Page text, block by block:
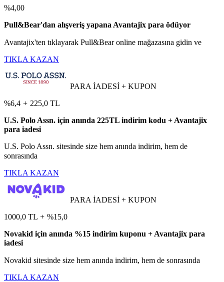
%4,00
Pull&Bear'dan alışveriş yapana Avantajix para ödüyor
Avantajix'ten tıklayarak Pull&Bear online mağazasına gidin ve
TIKLA KAZAN
PARA İADESİ + KUPON
%6,4 + 225,0 TL
U.S. Polo Assn. için anında 225TL indirim kodu + Avantajix
para iadesi
U.S. Polo Assn. sitesinde size hem anında indirim, hem de
sonrasında
TIKLA KAZAN
PARA İADESİ + KUPON
1000,0 TL + %15,0
Novakid için anında %15 indirim kuponu + Avantajix para
iadesi
Novakid sitesinde size hem anında indirim, hem de sonrasında
TIKLA KAZAN